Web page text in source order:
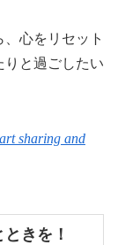
心をリセット
りと過ごしたい
sharing and
きを！